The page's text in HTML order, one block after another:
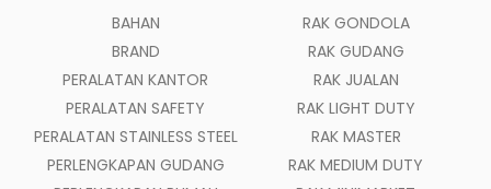
BAHAN
BRAND
PERALATAN KANTOR
PERALATAN SAFETY
PERALATAN STAINLESS STEEL
PERLENGKAPAN GUDANG
RAK GONDOLA
RAK GUDANG
RAK JUALAN
RAK LIGHT DUTY
RAK MASTER
RAK MEDIUM DUTY